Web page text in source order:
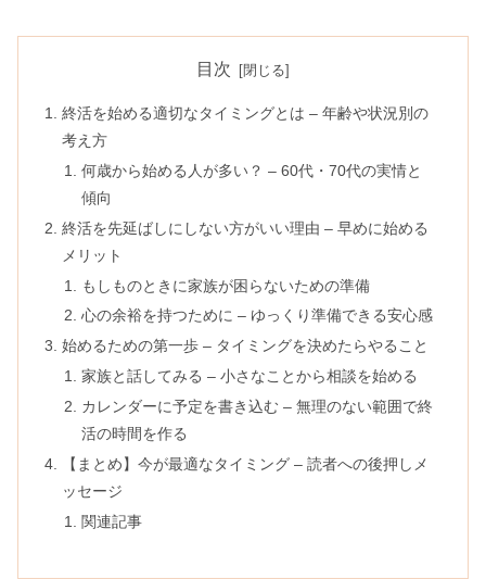
目次
終活を始める適切なタイミングとは – 年齢や状況別の
考え方
何歳から始める人が多い？ – 60代・70代の実情と
傾向
終活を先延ばしにしない方がいい理由 – 早めに始める
メリット
もしものときに家族が困らないための準備
心の余裕を持つために – ゆっくり準備できる安心感
始めるための第一歩 – タイミングを決めたらやること
家族と話してみる – 小さなことから相談を始める
カレンダーに予定を書き込む – 無理のない範囲で終
活の時間を作る
【まとめ】今が最適なタイミング – 読者への後押しメ
ッセージ
関連記事